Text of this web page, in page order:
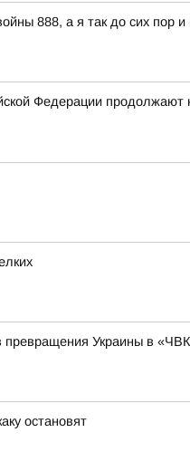
888, а я так до сих пор
Федерации продолжают
Украины в
остановят